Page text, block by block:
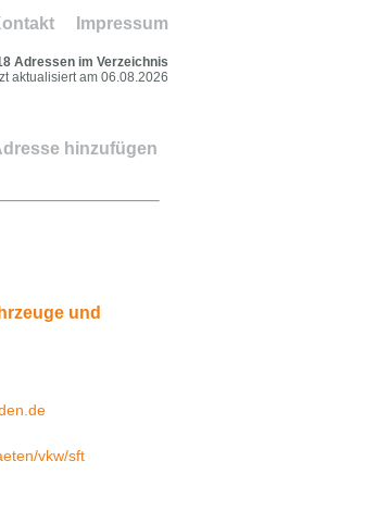
Impressum
Adressen im Verzeichnis
aktualisiert am 06.08.2026
hinzufügen
und
vkw/sft